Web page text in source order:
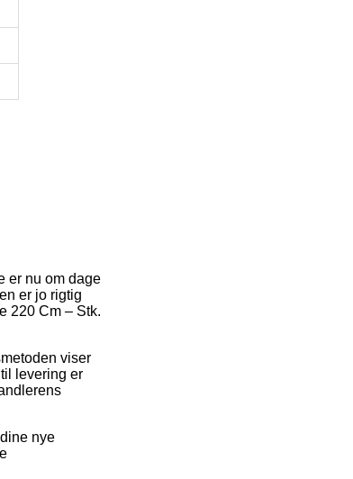
er nu om dage
er jo rigtig
220 Cm – Stk.
viser
levering er
nye